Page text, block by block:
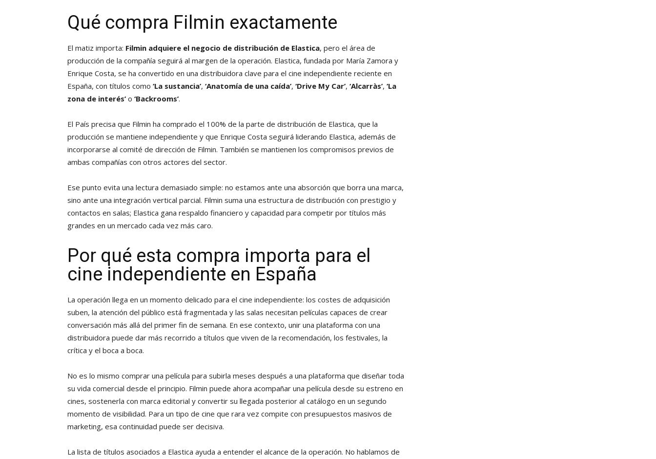
Qué compra Filmin exactamente
El matiz importa: Filmin adquiere el negocio de distribución de Elastica, pero el área de
producción de la compañía seguirá al margen de la operación. Elastica, fundada por María Zamora y
Enrique Costa, se ha convertido en una distribuidora clave para el cine independiente reciente en
España, con títulos como ‘La sustancia’, ‘Anatomía de una caída’, ‘Drive My Car’, ‘Alcarràs’, ‘La
zona de interés’ o ‘Backrooms’.
El País precisa que Filmin ha comprado el 100% de la parte de distribución de Elastica, que la
producción se mantiene independiente y que Enrique Costa seguirá liderando Elastica, además de
incorporarse al comité de dirección de Filmin. También se mantienen los compromisos previos de
ambas compañías con otros actores del sector.
Ese punto evita una lectura demasiado simple: no estamos ante una absorción que borra una marca,
sino ante una integración vertical parcial. Filmin suma una estructura de distribución con prestigio y
contactos en salas; Elastica gana respaldo financiero y capacidad para competir por títulos más
grandes en un mercado cada vez más caro.
Por qué esta compra importa para el
cine independiente en España
La operación llega en un momento delicado para el cine independiente: los costes de adquisición
suben, la atención del público está fragmentada y las salas necesitan películas capaces de crear
conversación más allá del primer fin de semana. En ese contexto, unir una plataforma con una
distribuidora puede dar más recorrido a títulos que viven de la recomendación, los festivales, la
crítica y el boca a boca.
No es lo mismo comprar una película para subirla meses después a una plataforma que diseñar toda
su vida comercial desde el principio. Filmin puede ahora acompañar una película desde su estreno en
cines, sostenerla con marca editorial y convertir su llegada posterior al catálogo en un segundo
momento de visibilidad. Para un tipo de cine que rara vez compite con presupuestos masivos de
marketing, esa continuidad puede ser decisiva.
La lista de títulos asociados a Elastica ayuda a entender el alcance de la operación. No hablamos de